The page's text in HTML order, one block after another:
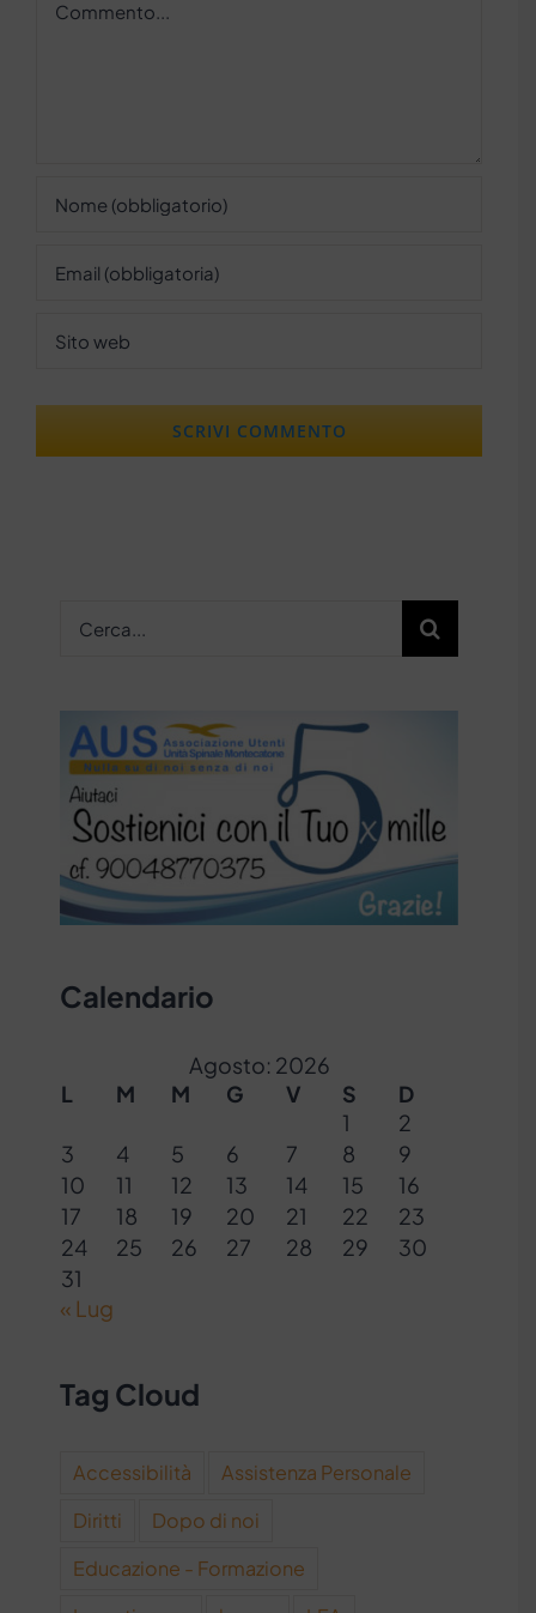
per:
Calendario
Agosto: 2026
L
M M G V S
D
1
2
3
4 5 6 7 8
9
10
11 12 13 14 15
16
17
18 19 20 21 22
23
24
25 26 27 28 29
30
31
« Lug
Tag Cloud
Accessibilità
Assistenza Personale
Diritti
Dopo di noi
Educazione - Formazione